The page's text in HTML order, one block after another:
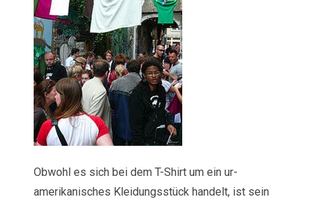
Obwohl es sich bei dem T-Shirt um ein ur-
amerikanisches Kleidungsstück handelt, ist sein